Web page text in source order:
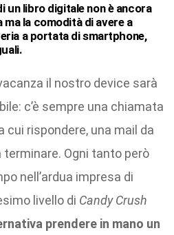
un libro digitale non è ancora
la comodità di avere a
a portata di smartphone,
il nostro device sarà
c’è sempre una chiamata
cui rispondere, una mail da
terminare. Ogni tanto però
nell’ardua impresa di
livello di Candy Crush
prendere in mano un